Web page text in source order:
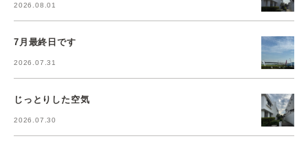
2026.08.01
7月最終日です
2026.07.31
じっとりした空気
2026.07.30